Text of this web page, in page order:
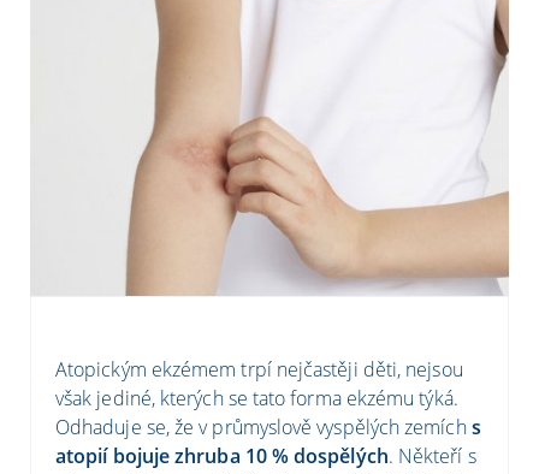
Atopickým ekzémem trpí nejčastěji děti, nejsou
však jediné, kterých se tato forma ekzému týká.
Odhaduje se, že v průmyslově vyspělých zemíchs
atopií bojuje zhruba 10 % dospělých. Někteří s